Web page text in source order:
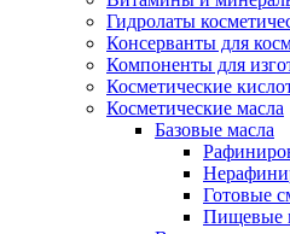
Гидролаты
Консерванты для
Компоненты для
Косметические
Косметические масла
Базовые масла
Готовые
Пищевые